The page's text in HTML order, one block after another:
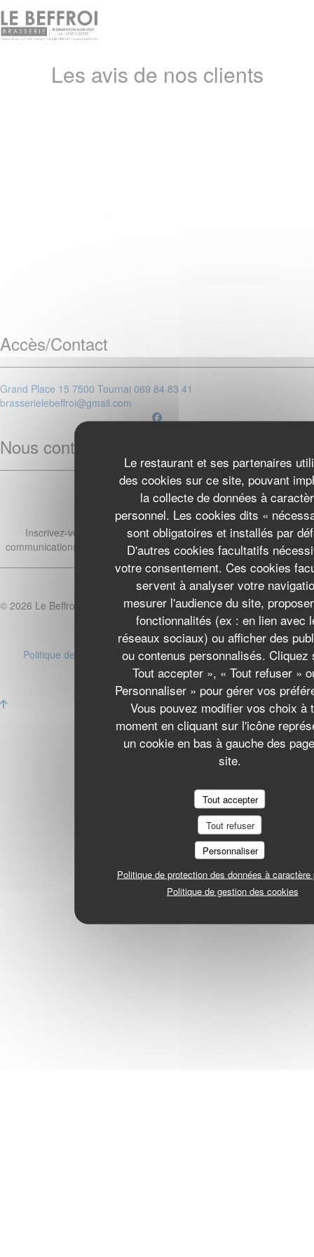
Personnalisation de vos choix en matière de cookies
Le restaurant et ses partenaires
des cookies sur ce site, pouvant
la collecte de données à
personnel. Les cookies dits «
sont obligatoires et installés par
D'autres cookies facultatifs
votre consentement. Ces cookies
servent à analyser votre
mesurer l'audience du site,
fonctionnalités (ex : en lien avec
réseaux sociaux) ou afficher des
ou contenus personnalisés. Cliquez
Tout accepter », « Tout refuser »
Personnaliser » pour gérer vos
Vous pouvez modifier vos choix à
moment en cliquant sur l'icône
un cookie en bas à gauche des
site.
Tout accepter
Tout refuser
Personnaliser
Politique de protection des données à caractère
Politique de gestion des cookies
Avis
Les avis de nos clients
Accès/Contact
Grand Place 15 7500 Tournai ((ouvre une nouvelle fenêtre))
069 84 83 41
brasserielebeffroi@gmail.com
Facebook ((ouvre une nouvelle
Nous contacter
Réserver
Newsletter*
Inscrivez-vous à notre lettre d'information pour recevoir des
communications personnalisées et des offres marketing par courriel.
S'abonner
© 2026 Le Beffroi — Création de site internet restaurant avecZenchef
Mentions légales((ouvre une nouvelle fenêtre))
CGU((ouvre une nouvelle fenêtre))
Politique de protection des données à caractère personnel
((ouvre une nouvelle fenêtre))
Politique de cookies((ouvre une nouvelle fenêtre))
Accessibilite
((ouvre une nouvelle fenêtre))